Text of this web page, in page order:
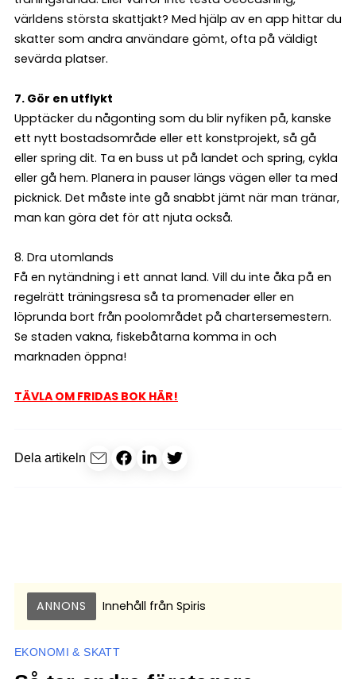
världens största skattjakt? Med hjälp av en app hittar du
skatter som andra användare gömt, ofta på väldigt
sevärda platser.
7. Gör en utflykt
Upptäcker du någonting som du blir nyfiken på, kanske
ett nytt bostadsområde eller ett konstprojekt, så gå
eller spring dit. Ta en buss ut på landet och spring, cykla
eller gå hem. Planera in pauser längs vägen eller ta med
picknick. Det måste inte gå snabbt jämt när man tränar,
man kan göra det för att njuta också.
8. Dra utomlands
Få en nytändning i ett annat land. Vill du inte åka på en
regelrätt träningsresa så ta promenader eller en
löprunda bort från pool­området på chartersemestern.
Se staden vakna, fiskebåtarna komma in och
marknaden öppna!
TÄVLA OM FRIDAS BOK HÄR!
Dela artikeln
ANNONS Innehåll från Spiris
EKONOMI & SKATT